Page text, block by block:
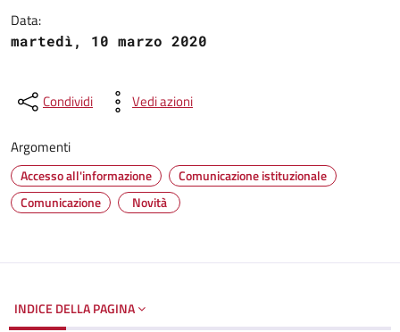
Data:
martedì, 10 marzo 2020
Condividi Vedi azioni
Argomenti
Accesso all'informazione
Comunicazione istituzionale
Comunicazione
Novità
INDICE DELLA PAGINA